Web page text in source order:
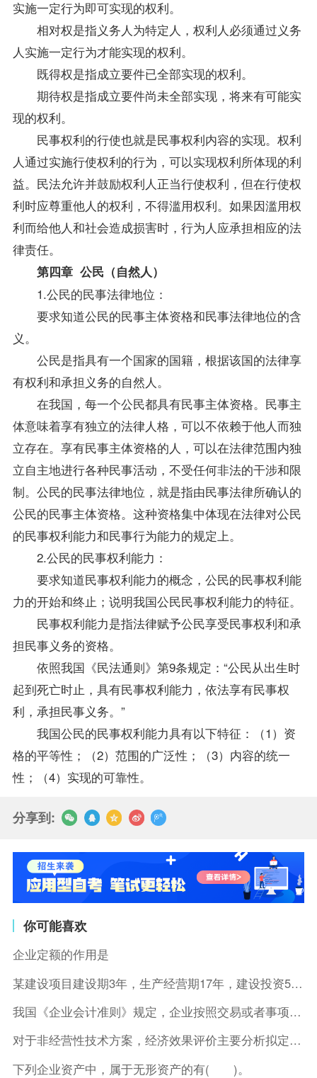
实施一定行为即可实现的权利。
相对权是指义务人为特定人，权利人必须通过义务
人实施一定行为才能实现的权利。
既得权是指成立要件已全部实现的权利。
期待权是指成立要件尚未全部实现，将来有可能实
现的权利。
民事权利的行使也就是民事权利内容的实现。权利
人通过实施行使权利的行为，可以实现权利所体现的利
益。民法允许并鼓励权利人正当行使权利，但在行使权
利时应尊重他人的权利，不得滥用权利。如果因滥用权
利而给他人和社会造成损害时，行为人应承担相应的法
律责任。
第四章 公民（自然人）
1.公民的民事法律地位：
要求知道公民的民事主体资格和民事法律地位的含
义。
公民是指具有一个国家的国籍，根据该国的法律享
有权利和承担义务的自然人。
在我国，每一个公民都具有民事主体资格。民事主
体意味着享有独立的法律人格，可以不依赖于他人而独
立存在。享有民事主体资格的人，可以在法律范围内独
立自主地进行各种民事活动，不受任何非法的干涉和限
制。公民的民事法律地位，就是指由民事法律所确认的
公民的民事主体资格。这种资格集中体现在法律对公民
的民事权利能力和民事行为能力的规定上。
2.公民的民事权利能力：
要求知道民事权利能力的概念，公民的民事权利能
力的开始和终止；说明我国公民民事权利能力的特征。
民事权利能力是指法律赋予公民享受民事权利和承
担民事义务的资格。
依照我国《民法通则》第9条规定：“公民从出生时
起到死亡时止，具有民事权利能力，依法享有民事权
利，承担民事义务。”
我国公民的民事权利能力具有以下特征：（1）资
格的平等性；（2）范围的广泛性；（3）内容的统一
性；（4）实现的可靠性。
分享到:
你可能喜欢
企业定额的作用是
某建设项目建设期3年，生产经营期17年，建设投资5500万元
我国《企业会计准则》规定，企业按照交易或者事项的经济特征确定
对于非经营性技术方案，经济效果评价主要分析拟定方案的( )。
下列企业资产中，属于无形资产的有( )。